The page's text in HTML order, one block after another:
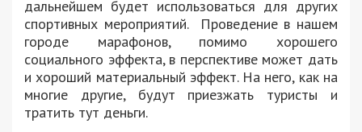
дальнейшем будет использоваться для других
спортивных мероприятий. Проведение в нашем
городе марафонов, помимо хорошего
социального эффекта, в перспективе может дать
и хороший материальный эффект. На него, как на
многие другие, будут приезжать туристы и
тратить тут деньги.